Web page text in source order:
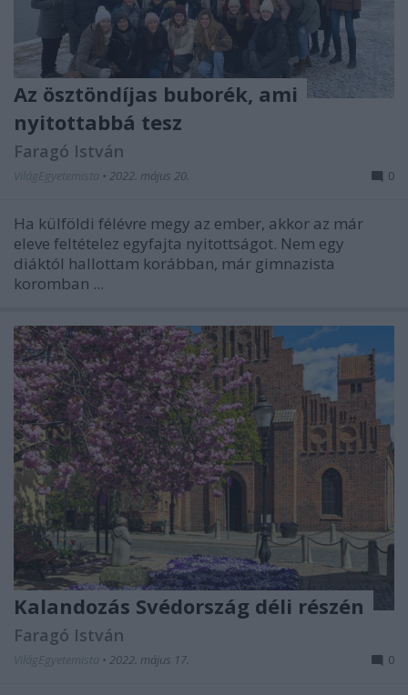
Az ösztöndíjas buborék, ami
nyitottabbá tesz
Faragó István
VilágEgyetemista • 2022. május 20. 0
Ha külföldi félévre megy az ember, akkor az már
eleve feltételez egyfajta nyitottságot. Nem egy
diáktól hallottam korábban, már gimnazista
koromban ...
Kalandozás Svédország déli részén
Faragó István
VilágEgyetemista • 2022. május 17. 0